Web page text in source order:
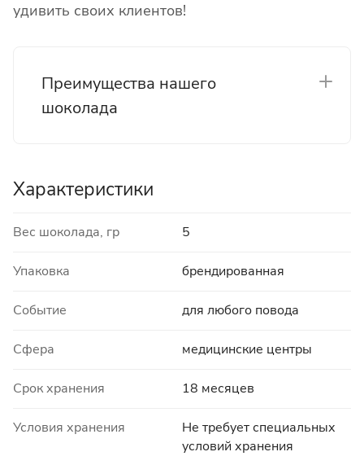
удивить своих клиентов!
Преимущества нашего
шоколада
Характеристики
Вес шоколада, гр 5
Упаковка брендированная
Событие для любого повода
Сфера медицинские центры
Срок хранения 18 месяцев
Условия хранения
Не требует специальных
условий хранения